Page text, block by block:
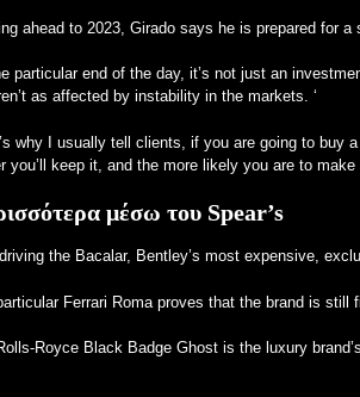
ahead to 2023, Girado says he is prepared for
particular end of the day, it’s not just an
as affected by instability in the markets. ‘
why I usually tell clients, ifyou are goingto buy
you’ll keep it, and the more likely you are to make
μέσω του Spear’s
the Bacalar, Bentley’s most expensive,
Ferrari Roma proves that the brand is still
Royce Black Badge Ghost is the luxury